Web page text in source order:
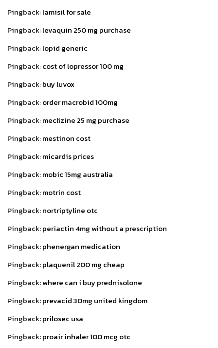
Pingback:lamisil for sale
Pingback:levaquin 250 mg purchase
Pingback:lopid generic
Pingback:cost of lopressor 100 mg
Pingback:buy luvox
Pingback:order macrobid 100mg
Pingback:meclizine 25 mg purchase
Pingback:mestinon cost
Pingback:micardis prices
Pingback:mobic 15mg australia
Pingback:motrin cost
Pingback:nortriptyline otc
Pingback:periactin 4mg without a prescription
Pingback:phenergan medication
Pingback:plaquenil 200 mg cheap
Pingback:where can i buy prednisolone
Pingback:prevacid 30mg united kingdom
Pingback:prilosec usa
Pingback:proair inhaler 100 mcg otc